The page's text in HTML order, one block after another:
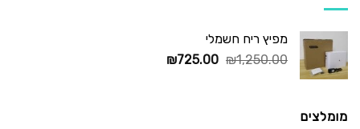
מפיץ ריח חשמלי
₪1,250.00
המחיר
₪725.00
המחיר
מומלצים